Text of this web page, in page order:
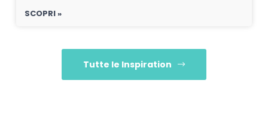
SCOPRI »
Tutte le Inspiration